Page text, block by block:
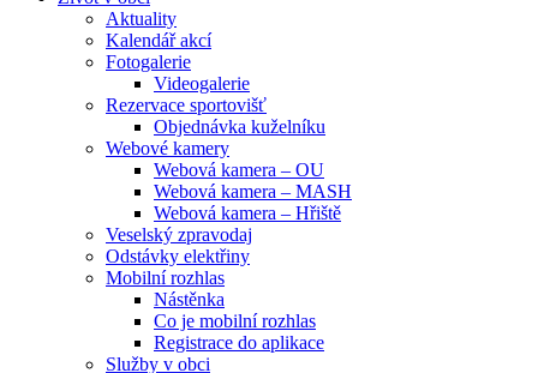
Aktuality
Kalendář akcí
Fotogalerie
Videogalerie
Rezervace sportovišť
Objednávka kuželníku
Webové kamery
Webová kamera – OU
Webová kamera – MASH
Webová kamera – Hřiště
Veselský zpravodaj
Odstávky elektřiny
Mobilní rozhlas
Nástěnka
Co je mobilní rozhlas
Registrace do aplikace
Služby v obci